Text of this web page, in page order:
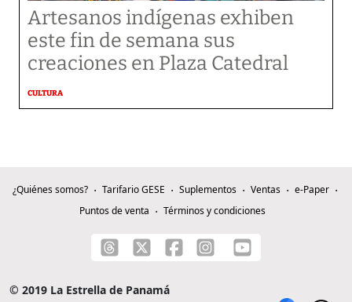
Artesanos indígenas exhiben
este fin de semana sus
creaciones en Plaza Catedral
CULTURA
¿Quiénes somos? Tarifario GESE Suplementos Ventas
e-Paper
Puntos de venta
Términos y condiciones
© 2019 La Estrella de Panamá